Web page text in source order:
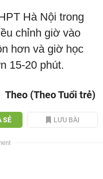
Hà Nội trong
chỉnh giờ vào
hơn và giờ học
15-20 phút.
Theo (Theo Tuổi trẻ)
SẺ LƯU BÀI